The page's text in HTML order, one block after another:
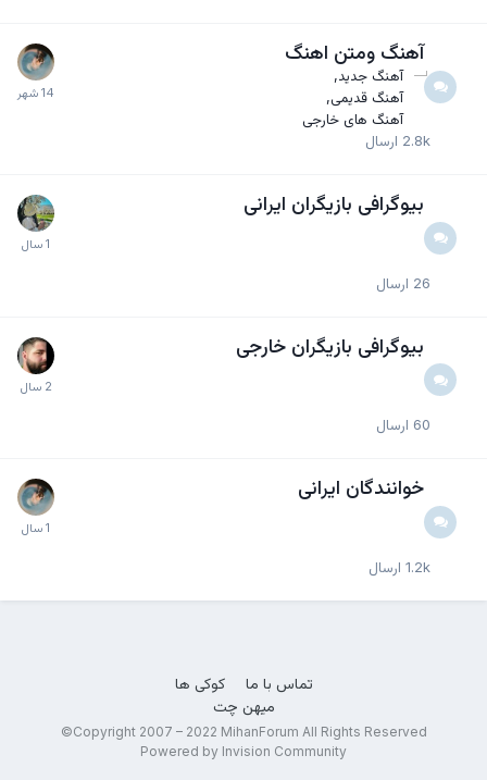
آهنگ ومتن اهنگ
آهنگ جدید
آهنگ قدیمی
آهنگ های خارجی
2.8k ارسال
بیوگرافی بازیگران ایرانی
26 ارسال
بیوگرافی بازیگران خارجی
60 ارسال
خوانندگان ایرانی
1.2k ارسال
تماس با ما
کوکی ها
میهن چت
Copyright 2007 – 2022 MihanForum All Rights Reserved©
Powered by Invision Community